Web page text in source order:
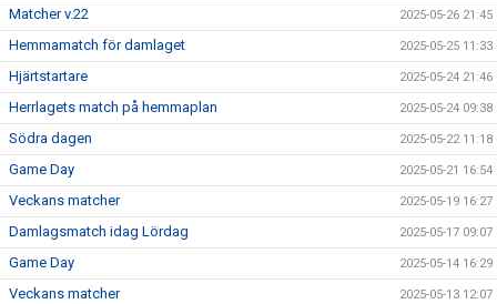
Matcher v.22 2025-05-26 21:45
Hemmamatch för damlaget 2025-05-25 11:33
Hjärtstartare 2025-05-24 21:46
Herrlagets match på hemmaplan 2025-05-24 09:38
Södra dagen 2025-05-22 11:18
Game Day 2025-05-21 16:54
Veckans matcher 2025-05-19 16:27
Damlagsmatch idag Lördag 2025-05-17 09:07
Game Day 2025-05-14 16:29
Veckans matcher 2025-05-13 12:07